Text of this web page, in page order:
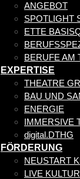
ANGEBOT
SPOTLIGHT
ETTE
BERUFE AM
EXPERTISE
THEATRE
BAU UND
ENERGIE
IMMERSIVE
digital.DTHG
FÖRDERUNG
NEUSTART
LIVE KULTUR